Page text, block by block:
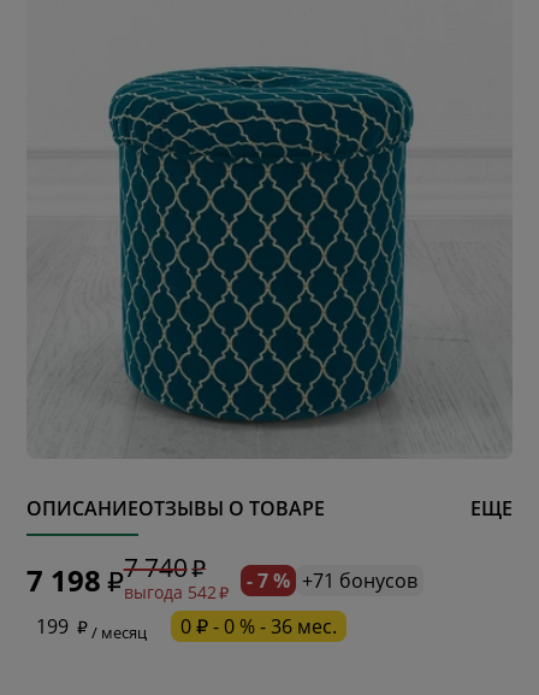
ОПИСАНИЕОТЗЫВЫ О ТОВАРЕ ЕЩЕ
7 198 7 740
выгода 542 - 7 % +71 бонусов
199
/ месяц 0 ₽ - 0 % - 36 мес.
* обязательное поле